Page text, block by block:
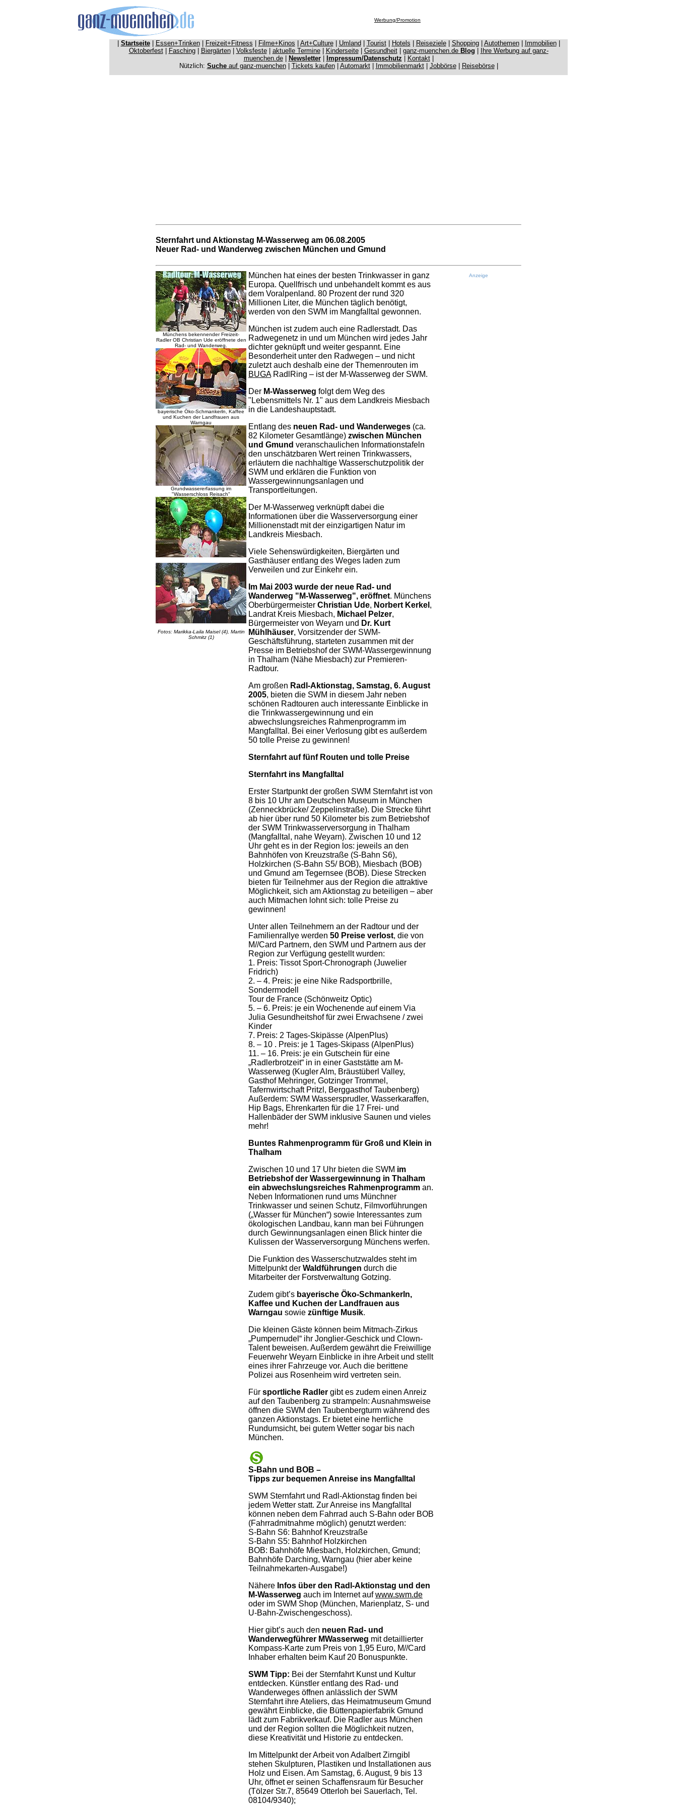
Werbung/Promotion
Startseite| Essen+Trinken| Freizeit+Fitness Filme+Kinos Art+Culture| Umland Tourist| Hotels Reiseziele| Shopping Autothemen Immobilien
Oktoberfest| Fasching| Biergärten| Volksfeste| aktuelle Termine| Kinderseite| Gesundheit| ganz-muenchen.de Blog
Ihre Werbung auf ganz-
muenchen.de| Newsletter| Impressum/Datenschutz Kontakt
Nützlich: Sucheauf ganz-muenchen| Tickets kaufen Automarkt Immobilienmarkt| Jobbörse| Reisebörse|
Sternfahrt und Aktionstag M-Wasserweg am 06.08.2005
Neuer Rad- und Wanderweg zwischen München und Gmund
Münchens bekennender Freizeit-
Radler OB Christian Ude eröffnete den
Rad- und Wanderweg.
bayerische Öko-Schmankerln, Kaffee
und Kuchen der Landfrauen aus
Warngau
Grundwassererfassung im
"Wasserschloss Reisach"
Fotos: Marikka-Laila Maisel (4), Martin
Schmitz (1)
München hat eines der besten Trinkwasser in ganz
Europa. Quellfrisch und unbehandelt kommt es aus
dem Voralpenland. 80 Prozent der rund 320
Millionen Liter, die München täglich benötigt,
werden von den SWM im Mangfalltal gewonnen.
München ist zudem auch eine Radlerstadt. Das
Radwegenetz in und um München wird jedes Jahr
dichter geknüpft und weiter gespannt. Eine
Besonderheit unter den Radwegen – und nicht
zuletzt auch deshalb eine der Themenrouten im
BUGARadlRing – ist der M-Wasserweg der SWM.
Der M-Wasserweg folgt dem Weg des
"Lebensmittels Nr. 1" aus dem Landkreis Miesbach
in die Landeshauptstadt.
Entlang des neuen Rad- und Wanderweges (ca.
82 Kilometer Gesamtlänge) zwischen München
und Gmund veranschaulichen Informationstafeln
den unschätzbaren Wert reinen Trinkwassers,
erläutern die nachhaltige Wasserschutzpolitik der
SWM und erklären die Funktion von
Wassergewinnungsanlagen und
Transportleitungen.
Der M-Wasserweg verknüpft dabei die
Informationen über die Wasserversorgung einer
Millionenstadt mit der einzigartigen Natur im
Landkreis Miesbach.
Viele Sehenswürdigkeiten, Biergärten und
Gasthäuser entlang des Weges laden zum
Verweilen und zur Einkehr ein.
Im Mai 2003 wurde der neue Rad- und
Wanderweg "M-Wasserweg", eröffnet. Münchens
Oberbürgermeister Christian Ude, Norbert Kerkel ,
Landrat Kreis Miesbach, Michael Pelzer,
Bürgermeister von Weyarn und Dr. Kurt
Mühlhäuser, Vorsitzender der SWM-
Geschäftsführung, starteten zusammen mit der
Presse im Betriebshof der SWM-Wassergewinnung
in Thalham (Nähe Miesbach) zur Premieren-
Radtour.
Am großen Radl-Aktionstag, Samstag, 6. August
2005, bieten die SWM in diesem Jahr neben
schönen Radtouren auch interessante Einblicke in
die Trinkwassergewinnung und ein
abwechslungsreiches Rahmenprogramm im
Mangfalltal. Bei einer Verlosung gibt es außerdem
50 tolle Preise zu gewinnen!
Sternfahrt auf fünf Routen und tolle Preise
Sternfahrt ins Mangfalltal
Erster Startpunkt der großen SWM Sternfahrt ist von
8 bis 10 Uhr am Deutschen Museum in München
(Zenneckbrücke/ Zeppelinstraße). Die Strecke führt
ab hier über rund 50 Kilometer bis zum Betriebshof
der SWM Trinkwasserversorgung in Thalham
(Mangfalltal, nahe Weyarn). Zwischen 10 und 12
Uhr geht es in der Region los: jeweils an den
Bahnhöfen von Kreuzstraße (S-Bahn S6),
Holzkirchen (S-Bahn S5/ BOB), Miesbach (BOB)
und Gmund am Tegernsee (BOB). Diese Strecken
bieten für Teilnehmer aus der Region die attraktive
Möglichkeit, sich am Aktionstag zu beteiligen – aber
auch Mitmachen lohnt sich: tolle Preise zu
gewinnen!
Unter allen Teilnehmern an der Radtour und der
Familienrallye werden 50 Preise verlost, die von
M//Card Partnern, den SWM und Partnern aus der
Region zur Verfügung gestellt wurden:
1. Preis: Tissot Sport-Chronograph (Juwelier
Fridrich)
2. – 4. Preis: je eine Nike Radsportbrille,
Sondermodell
Tour de France (Schönweitz Optic)
5. – 6. Preis: je ein Wochenende auf einem Via
Julia Gesundheitshof für zwei Erwachsene / zwei
Kinder
7. Preis: 2 Tages-Skipässe (AlpenPlus)
8. – 10 . Preis: je 1 Tages-Skipass (AlpenPlus)
11. – 16. Preis: je ein Gutschein für eine
„Radlerbrotzeit“ in in einer Gaststätte am M-
Wasserweg (Kugler Alm, Bräustüberl Valley,
Gasthof Mehringer, Gotzinger Trommel,
Tafernwirtschaft Pritzl, Berggasthof Taubenberg)
Außerdem: SWM Wassersprudler, Wasserkaraffen,
Hip Bags, Ehrenkarten für die 17 Frei- und
Hallenbäder der SWM inklusive Saunen und vieles
mehr!
Buntes Rahmenprogramm für Groß und Klein in
Thalham
Zwischen 10 und 17 Uhr bieten die SWM im
Betriebshof der Wassergewinnung in Thalham
ein abwechslungsreiches Rahmenprogramm an.
Neben Informationen rund ums Münchner
Trinkwasser und seinen Schutz, Filmvorführungen
(„Wasser für München“) sowie Interessantes zum
ökologischen Landbau, kann man bei Führungen
durch Gewinnungsanlagen einen Blick hinter die
Kulissen der Wasserversorgung Münchens werfen.
Die Funktion des Wasserschutzwaldes steht im
Mittelpunkt der Waldführungen durch die
Mitarbeiter der Forstverwaltung Gotzing.
Zudem gibt’s bayerische Öko-Schmankerln,
Kaffee und Kuchen der Landfrauen aus
Warngau sowie zünftige Musik.
Die kleinen Gäste können beim Mitmach-Zirkus
„Pumpernudel“ ihr Jonglier-Geschick und Clown-
Talent beweisen. Außerdem gewährt die Freiwillige
Feuerwehr Weyarn Einblicke in ihre Arbeit und stellt
eines ihrer Fahrzeuge vor. Auch die berittene
Polizei aus Rosenheim wird vertreten sein.
Für sportliche Radler gibt es zudem einen Anreiz
auf den Taubenberg zu strampeln: Ausnahmsweise
öffnen die SWM den Taubenbergturm während des
ganzen Aktionstags. Er bietet eine herrliche
Rundumsicht, bei gutem Wetter sogar bis nach
München.
S-Bahn und BOB –
Tipps zur bequemen Anreise ins Mangfalltal
SWM Sternfahrt und Radl-Aktionstag finden bei
jedem Wetter statt. Zur Anreise ins Mangfalltal
können neben dem Fahrrad auch S-Bahn oder BOB
(Fahrradmitnahme möglich) genutzt werden:
S-Bahn S6: Bahnhof Kreuzstraße
S-Bahn S5: Bahnhof Holzkirchen
BOB: Bahnhöfe Miesbach, Holzkirchen, Gmund;
Bahnhöfe Darching, Warngau (hier aber keine
Teilnahmekarten-Ausgabe!)
Nähere Infos über den Radl-Aktionstag und den
M-Wasserweg auch im Internet aufwww.swm.de
oder im SWM Shop (München, Marienplatz, S- und
U-Bahn-Zwischengeschoss).
Hier gibt’s auch den neuen Rad- und
Wanderwegführer MWasserweg mit detaillierter
Kompass-Karte zum Preis von 1,95 Euro, M//Card
Inhaber erhalten beim Kauf 20 Bonuspunkte.
SWM Tipp: Bei der Sternfahrt Kunst und Kultur
entdecken. Künstler entlang des Rad- und
Wanderweges öffnen anlässlich der SWM
Sternfahrt ihre Ateliers, das Heimatmuseum Gmund
gewährt Einblicke, die Büttenpapierfabrik Gmund
lädt zum Fabrikverkauf. Die Radler aus München
und der Region sollten die Möglichkeit nutzen,
diese Kreativität und Historie zu entdecken.
Im Mittelpunkt der Arbeit von Adalbert Zirngibl
stehen Skulpturen, Plastiken und Installationen aus
Holz und Eisen. Am Samstag, 6. August, 9 bis 13
Uhr, öffnet er seinen Schaffensraum für Besucher
(Tölzer Str.7, 85649 Otterloh bei Sauerlach, Tel.
08104/9340);
Anzeige